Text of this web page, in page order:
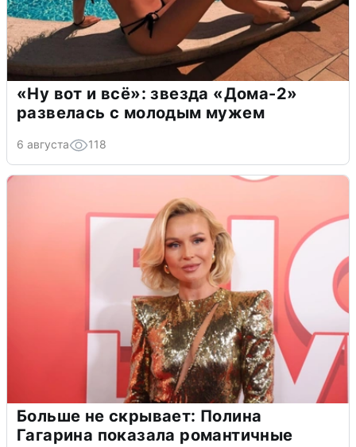
«Ну вот и всё»: звезда «Дома-2»
развелась с молодым мужем
6 августа 118
Больше не скрывает: Полина
Гагарина показала романтичные